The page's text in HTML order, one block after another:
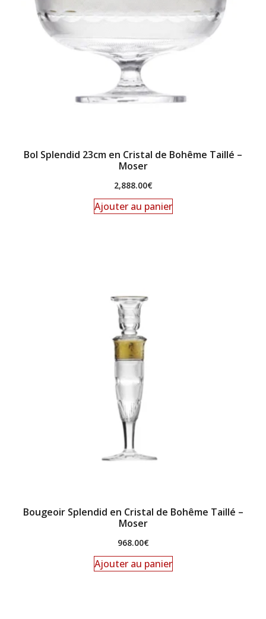
Bol Splendid 23cm en Cristal de Bohême Taillé –
Moser
2,888.00€
Ajouter au panier
Bougeoir Splendid en Cristal de Bohême Taillé –
Moser
968.00€
Ajouter au panier